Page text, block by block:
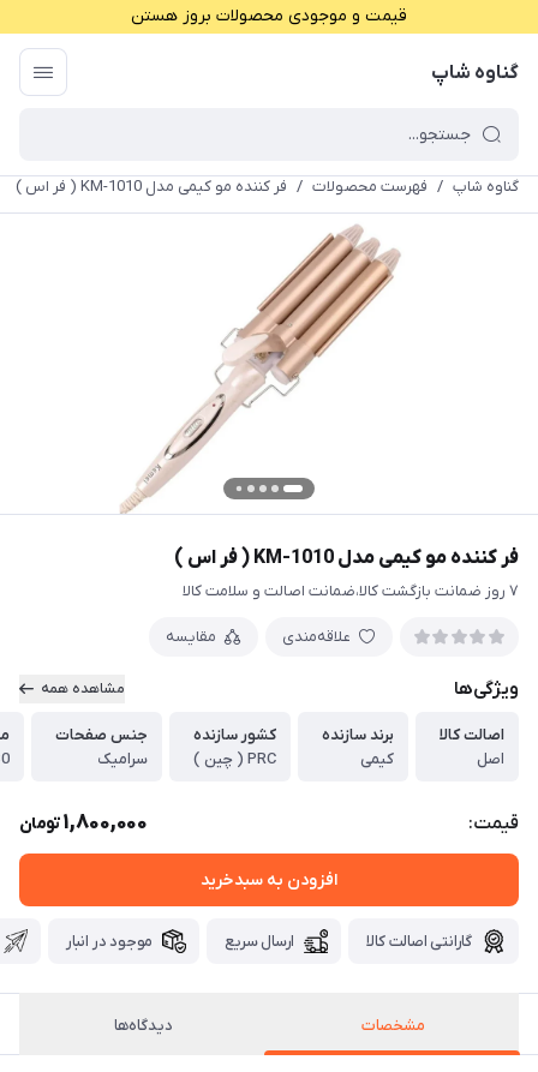
قیمت و موجودی محصولات بروز هستن
گناوه شاپ
گناوه شاپ / فهرست محصولات / فر کننده مو کیمی مدل KM-1010 ( فر اس )
فر کننده مو کیمی مدل KM-1010 ( فر اس )
۷ روز ضمانت بازگشت کالا،ضمانت اصالت و سلامت کالا
علاقه‌مندی مقایسه
ویژگی‌ها مشاهده همه
اصالت کالا
اصل
برند سازنده
کیمی
کشور سازنده
PRC ( چین )
جنس صفحات
سرامیک
30
قیمت: 1,800,000تومان
افزودن به سبدخرید
گارانتی اصالت کالا ارسال سریع موجود در انبار
مشخصات دیدگاه‌ها